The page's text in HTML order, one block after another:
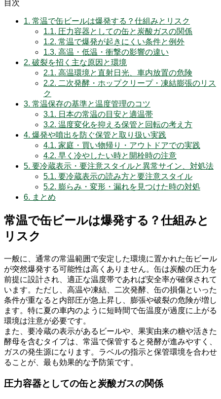
目次
1. 常温で缶ビールは爆発する？仕組みとリスク
1.1. 圧力容器としての缶と炭酸ガスの関係
1.2. 常温で爆発が起きにくい条件と例外
1.3. 高温・低温・衝撃の影響の違い
2. 破裂を招く主な原因と環境
2.1. 高温環境と直射日光、車内放置の危険
2.2. 二次発酵・ホップクリープ・凍結膨張のリス
ク
3. 常温保存の基準と温度管理のコツ
3.1. 日本の常温の目安と適温帯
3.2. 温度変化を抑える保管と回転の考え方
4. 爆発や噴出を防ぐ保管と取り扱い実践
4.1. 家庭・買い物帰り・アウトドアでの実践
4.2. 早く冷やしたい時と開栓時の注意
5. 要冷蔵表示・要注意スタイルと異常サイン、対処法
5.1. 要冷蔵表示の読み方と要注意スタイル
5.2. 膨らみ・変形・漏れを見つけた時の対処
6. まとめ
常温で缶ビールは爆発する？仕組みと
リスク
一般に、通常の常温範囲で安定した環境に置かれた缶ビール
が突然爆発する可能性は高くありません。缶は炭酸の圧力を
前提に設計され、適正な温度帯であれば安全率が確保されて
います。ただし、高温や凍結、二次発酵、缶の損傷といった
条件が重なると内部圧が急上昇し、膨張や破裂の危険が増し
ます。特に夏の車内のように短時間で缶温度が過度に上がる
環境は注意が必要です。
また、要冷蔵の表示があるビールや、果実由来の糖や活きた
酵母を含むタイプは、常温で保管すると発酵が進みやすく、
ガスの発生源になります。ラベルの指示と保管環境を合わせ
ることが、最も効果的な予防策です。
圧力容器としての缶と炭酸ガスの関係